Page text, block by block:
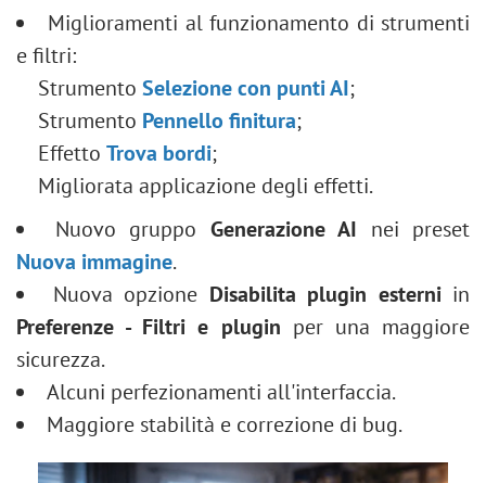
Miglioramenti al funzionamento di strumenti
e filtri:
Strumento Selezione con punti AI;
Strumento Pennello finitura;
Effetto Trova bordi;
Migliorata applicazione degli effetti.
Nuovo gruppo Generazione AI nei preset
Nuova immagine.
Nuova opzione Disabilita plugin esterniin
Preferenze - Filtri e plugin per una maggiore
sicurezza.
Alcuni perfezionamenti all'interfaccia.
Maggiore stabilità e correzione di bug.